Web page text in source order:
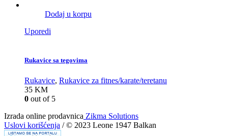
Dodaj u korpu
Uporedi
Rukavice sa tegovima
Rukavice, Rukavice za fitnes/karate/teretanu
35 KM
0 out of 5
Izrada online prodavnica Zikma Solutions
Uslovi korišćenja / © 2023 Leone 1947 Balkan